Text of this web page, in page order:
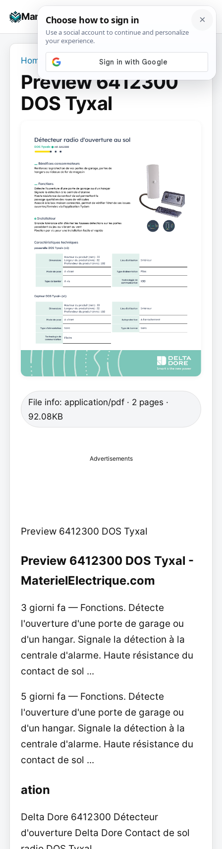
Manuals+
☰
Home Preview 6412300 DOS Tyxal
Preview 6412300
DOS Tyxal
File info: application/pdf · 2 pages ·
92.08KB
Advertisements
Preview 6412300 DOS Tyxal
Preview 6412300 DOS Tyxal -
MaterielElectrique.com
3 giorni fa — Fonctions. Détecte
l'ouverture d'une porte de garage ou
d'un hangar. Signale la détection à la
centrale d'alarme. Haute résistance du
contact de sol ...
5 giorni fa — Fonctions. Détecte
l'ouverture d'une porte de garage ou
d'un hangar. Signale la détection à la
centrale d'alarme. Haute résistance du
contact de sol ...
ation
Delta Dore 6412300 Détecteur
d'ouverture Delta Dore Contact de sol